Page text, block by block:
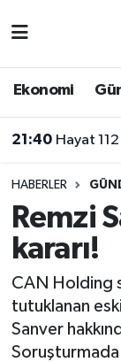
Ekonomi
21:40 Hayat 112
HABERLER
Remzi
kararı!
CAN Holding
tutuklanan
Sanver
Soruşturmada
Asayiş
Biyografi
Çevre
Diğer
Dünya
Ankara
Ankara
Süper Lig
Tüm
Son